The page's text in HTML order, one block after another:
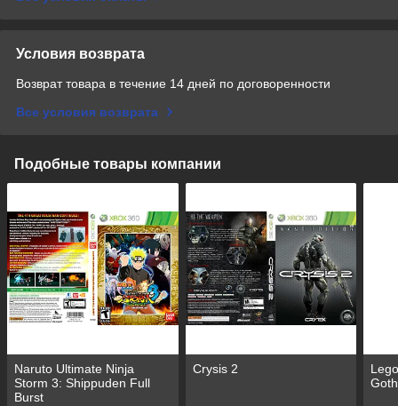
Условия возврата
Возврат товара в течение 14 дней по договоренности
Все условия возврата
Подобные товары компании
Naruto Ultimate Ninja
Storm 3: Shippuden Full
Burst
Crysis 2